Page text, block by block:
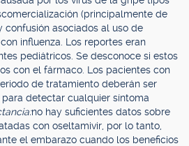
(principalmente de
confusión asociados al uso de
influenza. Los reportes eran
pediátricos. Se desconoce si estos
con el fármaco. Los pacientes con
de tratamiento deberán ser
detectar cualquier síntoma
no hay suficientes datos sobre
con oseltamivir, por lo tanto,
el embarazo cuando los beneficios